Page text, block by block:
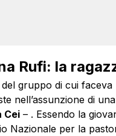
Rufi: la
del gruppo di cui
nell’assunzione di
Cei– . Essendo la
Nazionale per la